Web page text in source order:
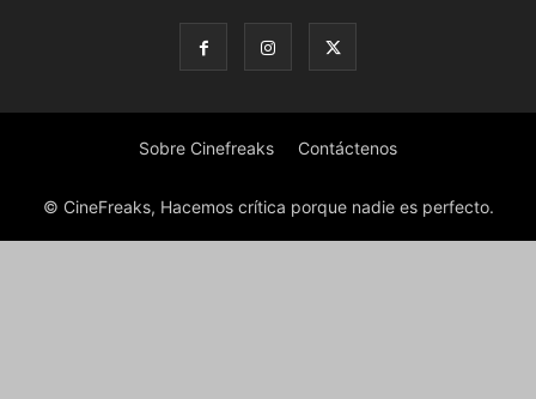
Sobre Cinefreaks Contáctenos
© CineFreaks, Hacemos crítica porque nadie es perfecto.